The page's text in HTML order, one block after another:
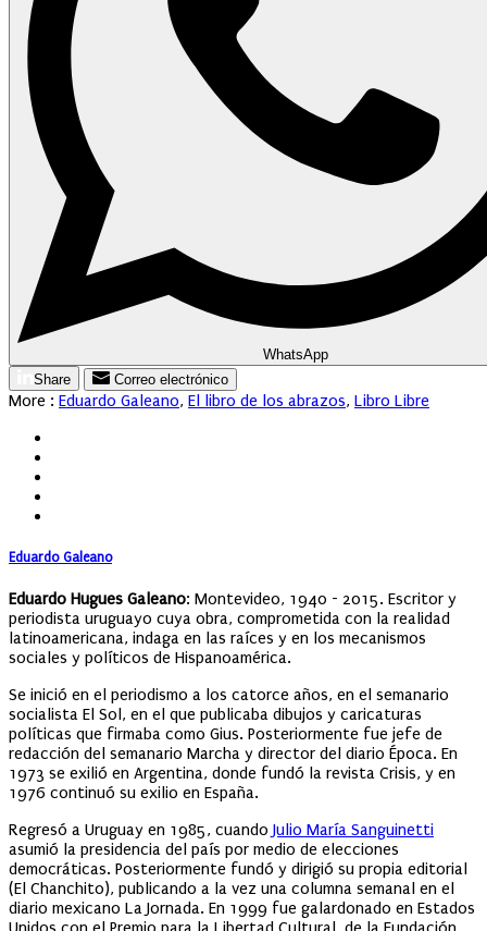
WhatsApp
Share
Correo electrónico
More : Eduardo Galeano, El libro de los abrazos, Libro Libre
Eduardo Galeano
Eduardo Hugues Galeano: Montevideo, 1940 - 2015. Escritor y
periodista uruguayo cuya obra, comprometida con la realidad
latinoamericana, indaga en las raíces y en los mecanismos
sociales y políticos de Hispanoamérica.
Se inició en el periodismo a los catorce años, en el semanario
socialista El Sol, en el que publicaba dibujos y caricaturas
políticas que firmaba como Gius. Posteriormente fue jefe de
redacción del semanario Marcha y director del diario Época. En
1973 se exilió en Argentina, donde fundó la revista Crisis, y en
1976 continuó su exilio en España.
Regresó a Uruguay en 1985, cuando Julio María Sanguinetti
asumió la presidencia del país por medio de elecciones
democráticas. Posteriormente fundó y dirigió su propia editorial
(El Chanchito), publicando a la vez una columna semanal en el
diario mexicano La Jornada. En 1999 fue galardonado en Estados